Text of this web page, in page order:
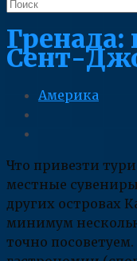
Сент-
Америка
Что привезти
местные
других островах
минимум
точно